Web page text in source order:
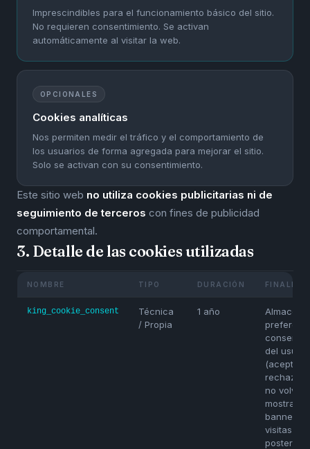
Imprescindibles para el funcionamiento básico del sitio.
No requieren consentimiento. Se activan
automáticamente al visitar la web.
OPCIONALES
Cookies analíticas
Nos permiten medir el tráfico y el comportamiento de
los usuarios de forma agregada para mejorar el sitio.
Solo se activan con su consentimiento.
Este sitio web no utiliza cookies publicitarias ni de
seguimiento de terceros con fines de publicidad
comportamental.
3. Detalle de las cookies utilizadas
NOMBRE TIPO DURACIÓN
king_cookie_consent
Técnica
/ Propia
1 año
del
(aceptar /
rechazar)
no volver
mostrar el
banner en
visitas